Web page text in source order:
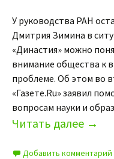
У руководства РАН
Дмитрия Зимина в
«Династия» можно
внимание общества к
проблеме. Об этом во
«Газете.Ru» заявил
вопросам науки и
Читать далее →
Добавить комментарий